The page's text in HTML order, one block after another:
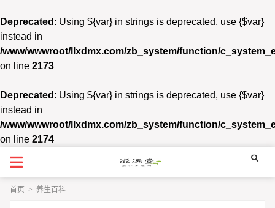
Deprecated : Using ${var} in strings is deprecated, use {$var}
instead in
/www/wwwroot/llxdmx.com/zb_system/function/
on line 2173
Deprecated : Using ${var} in strings is deprecated, use {$var}
instead in
/www/wwwroot/llxdmx.com/zb_system/function/
on line 2174
首页 > 养生百科